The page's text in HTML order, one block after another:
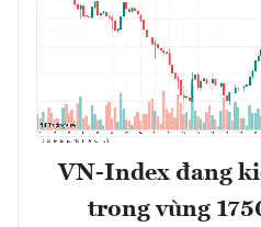
VN-Index đang
trong vùng